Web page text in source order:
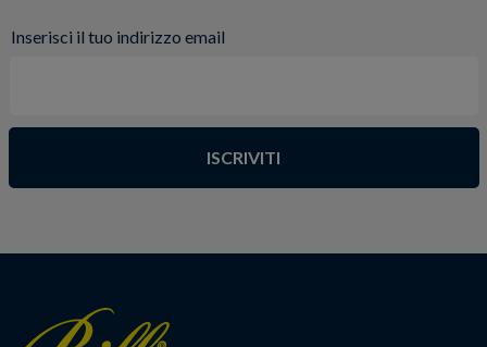
Inserisci il tuo indirizzo email
ISCRIVITI